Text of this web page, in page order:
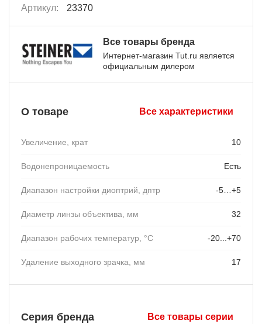
Артикул: 23370
Все товары бренда
Интернет-магазин Tut.ru является
официальным дилером
О товаре Все характеристики
Увеличение, крат 10
Водонепроницаемость Есть
Диапазон настройки диоптрий, дптр -5…+5
Диаметр линзы объектива, мм 32
Диапазон рабочих температур, °C -20...+70
Удаление выходного зрачка, мм 17
Серия бренда Все товары серии